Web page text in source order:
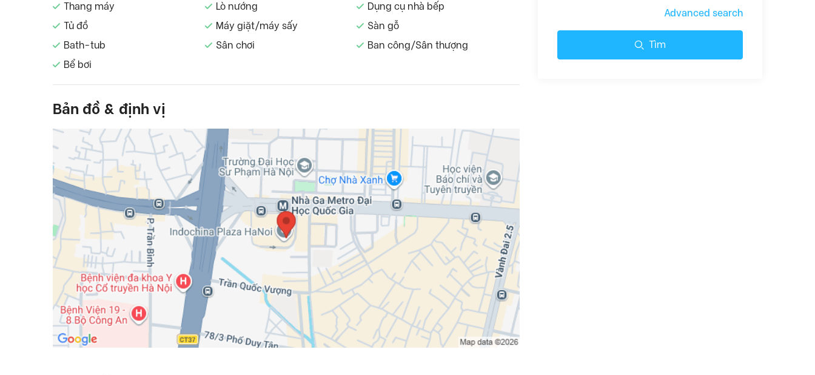
Thang máy
Lò nướng
Dụng cụ nhà bếp
Tủ đồ
Máy giặt/máy sấy
Sàn gỗ
Bath-tub
Sân chơi
Ban công/Sân thượng
Bể bơi
Bản đồ & định vị
Advanced search
Tìm